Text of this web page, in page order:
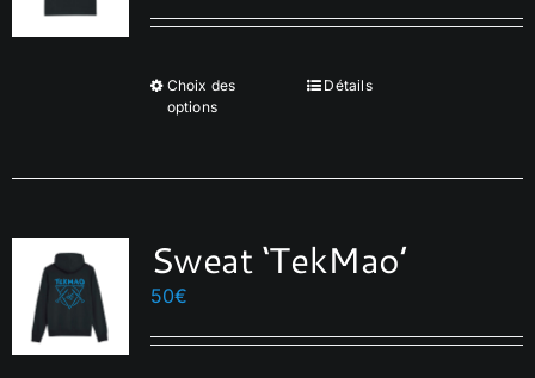
Espace Pro
Contact
Français
Choix des
options
Ce
plusieurs
Les
être
Détails
Sweat ‘TekMao’
50€